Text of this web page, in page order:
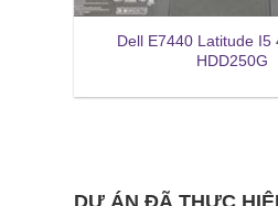
Dell E7440 Latitude I5
HDD250G
DỰ ÁN ĐÃ THỰC